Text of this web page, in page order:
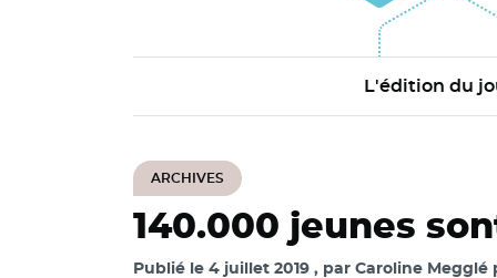
L'édition du
ARCHIVES
140.000 jeunes
Publié le 4 juillet 2019 par Caroline Megglé